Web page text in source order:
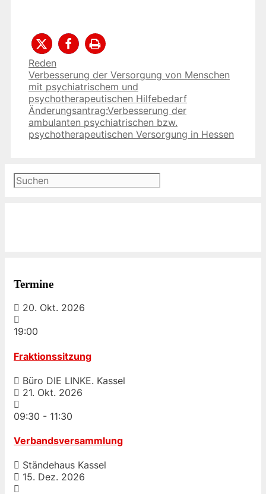
Kategorien
Reden
Verbesserung der Versorgung von Menschen
mit psychiatrischem und
psychotherapeutischen Hilfebedarf
Änderungsantrag:Verbesserung der
ambulanten psychiatrischen bzw.
psychotherapeutischen Versorgung in Hessen
Suchen
Termine
20. Okt. 2026
19:00
Fraktionssitzung
Büro DIE LINKE. Kassel
21. Okt. 2026
09:30 - 11:30
Verbandsversammlung
Ständehaus Kassel
15. Dez. 2026